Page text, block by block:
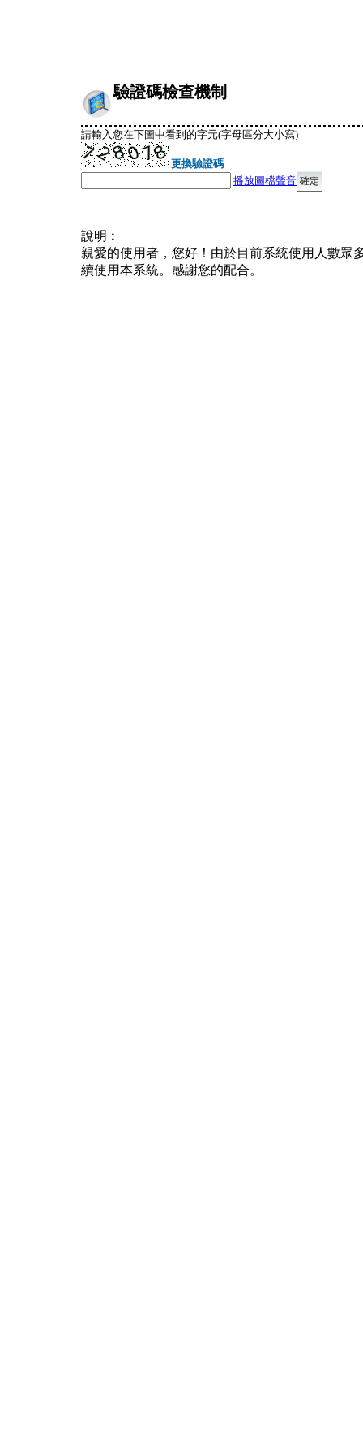
驗證碼檢查機制
請輸入您在下圖中看到的字元(字母區分大小寫)
更換驗證碼
播放圖檔聲音
說明︰
親愛的使用者，您好！由於目前系統使用人數眾
續使用本系統。感謝您的配合。